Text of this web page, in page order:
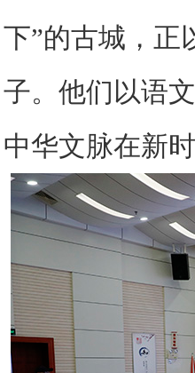
下”的古城，正
子。他们以语
中华文脉在新